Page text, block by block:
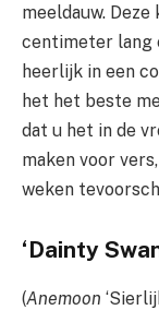
meeldauw.
centimeter lang
heerlijk in een
het het beste
dat u het in de
maken voor
weken
‘Dainty
(Anemoon